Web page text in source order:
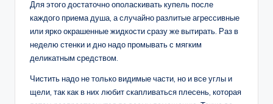
Для этого достаточно ополаскивать купель после
каждого приема душа, а случайно разлитые агрессивные
или ярко окрашенные жидкости сразу же вытирать. Раз в
неделю стенки и дно надо промывать с мягким
деликатным средством.
Чистить надо не только видимые части, но и все углы и
щели, так как в них любит скапливаться плесень, которая